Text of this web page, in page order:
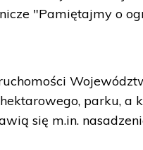
"Pamiętajmy o
parku, a
się m.in.